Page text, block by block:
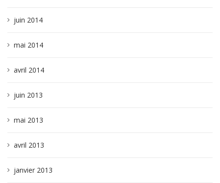
juin 2014
mai 2014
avril 2014
juin 2013
mai 2013
avril 2013
janvier 2013